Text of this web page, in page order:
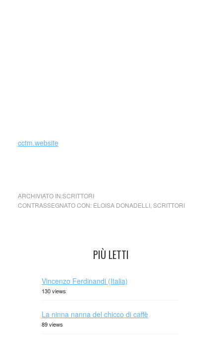
cctm.website
ARCHIVIATO IN:SCRITTORI
CONTRASSEGNATO CON: ELOISA DONADELLI, SCRITTORI
PIÙ LETTI
Vincenzo Ferdinandi (Italia)
130 views
La ninna nanna del chicco di caffè
89 views